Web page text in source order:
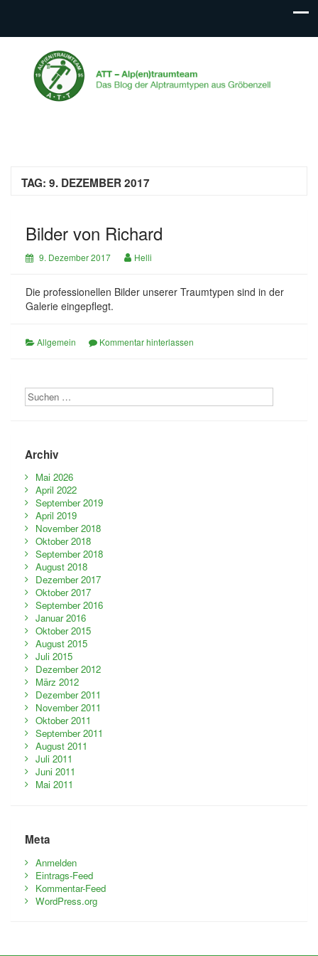
ATT – Alp(en)traumteam
Das Blog der Alptraumtypen aus Gröbenzell
TAG: 9. DEZEMBER 2017
Bilder von Richard
9. Dezember 2017 Helli
Die professionellen Bilder unserer Traumtypen sind in der
Galerie eingepflegt.
Allgemein Kommentar hinterlassen
Archiv
Mai 2026
April 2022
September 2019
April 2019
November 2018
Oktober 2018
September 2018
August 2018
Dezember 2017
Oktober 2017
September 2016
Januar 2016
Oktober 2015
August 2015
Juli 2015
Dezember 2012
März 2012
Dezember 2011
November 2011
Oktober 2011
September 2011
August 2011
Juli 2011
Juni 2011
Mai 2011
Meta
Anmelden
Eintrags-Feed
Kommentar-Feed
WordPress.org